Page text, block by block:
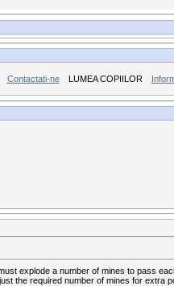
Contactati-ne LUMEA COPIILOR
explode a number of mines to pass
the required number of mines for extra